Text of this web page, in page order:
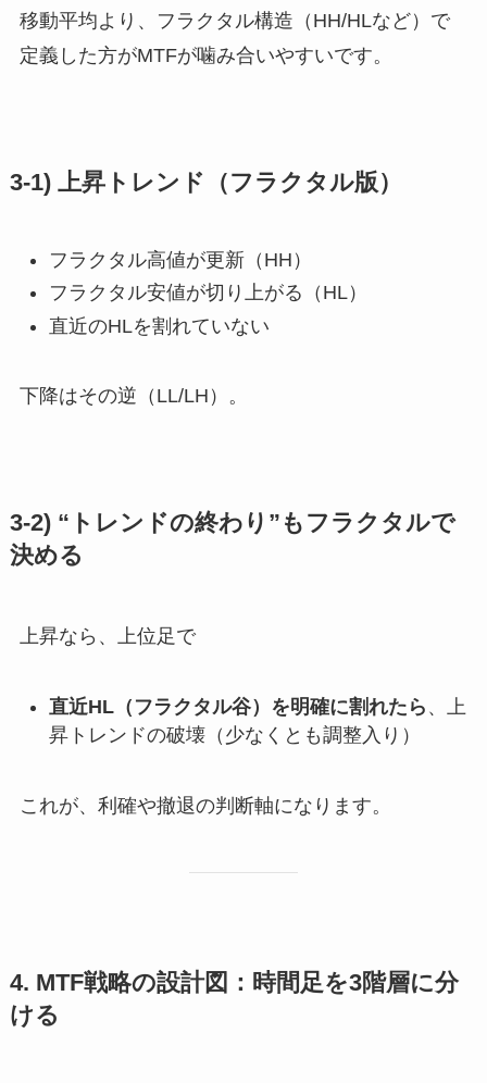
移動平均より、フラクタル構造（HH/HLなど）で
定義した方がMTFが噛み合いやすいです。
3-1) 上昇トレンド（フラクタル版）
フラクタル高値が更新（HH）
フラクタル安値が切り上がる（HL）
直近のHLを割れていない
下降はその逆（LL/LH）。
3-2) “トレンドの終わり”もフラクタルで
決める
上昇なら、上位足で
直近HL（フラクタル谷）を明確に割れたら 、上
昇トレンドの破壊（少なくとも調整入り）
これが、利確や撤退の判断軸になります。
4. MTF戦略の設計図：時間足を3階層に分
ける